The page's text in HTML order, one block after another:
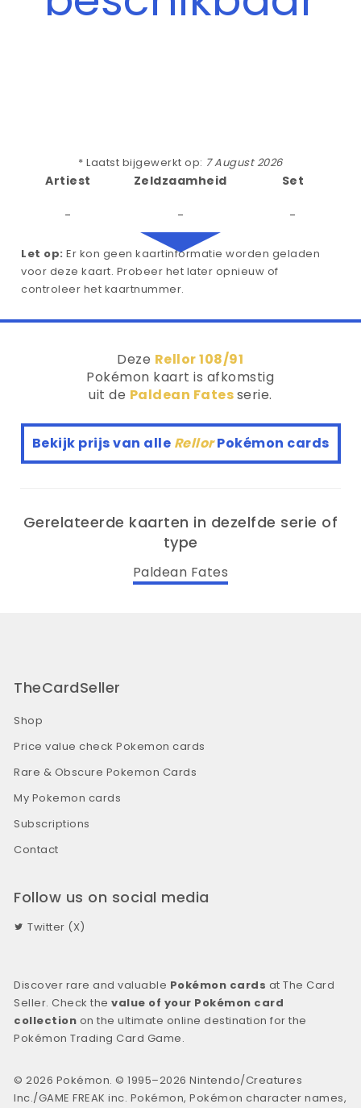
* Laatst bijgewerkt op: 7 August 2026
Artiest
-
Zeldzaamheid
-
Set
-
Let op: Er kon geen kaartinformatie worden geladen
voor deze kaart. Probeer het later opnieuw of
controleer het kaartnummer.
Deze Rellor 108/91
Pokémon kaart is afkomstig
uit de Paldean Fatesserie.
Bekijk prijs van alle RellorPokémon cards
Gerelateerde kaarten in dezelfde serie of
type
Paldean Fates
TheCardSeller
Shop
Price value check Pokemon cards
Rare & Obscure Pokemon Cards
My Pokemon cards
Subscriptions
Contact
Follow us on social media
Twitter (X)
Discover rare and valuable Pokémon cards at The Card
Seller. Check thevalue of your Pokémon card
collection on the ultimate online destination for the
Pokémon Trading Card Game.
© 2026 Pokémon. © 1995–2026 Nintendo/Creatures
Inc./GAME FREAK inc. Pokémon, Pokémon character names,